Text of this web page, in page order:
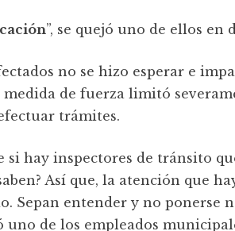
”, se quejó uno de ellos en
no se hizo esperar e
de fuerza limitó
trámites.
si hay inspectores de tránsito
Así que, la atención que
Sepan entender y no ponerse
uno de los empleados